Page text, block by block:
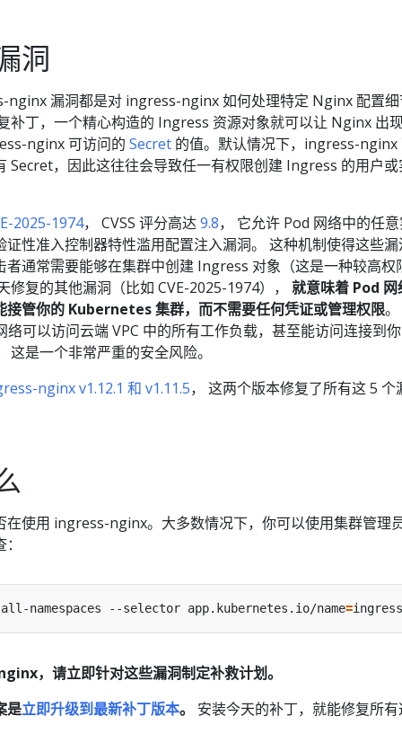
洞
nginx 漏洞都是对 ingress-nginx 如何处理特定 Nginx 配置
补丁，一个精心构造的 Ingress 资源对象就可以让 Nginx 出
nginx 可访问的 Secret 的值。默认情况下，ingress-nginx
Secret，因此这往往会导致任一有权限创建 Ingress 的用户
2025-1974， CVSS 评分高达 9.8， 它允许 Pod 网络中的任
性准入控制器特性滥用配置注入漏洞。 这种机制使得这些漏
者通常需要能够在集群中创建 Ingress 对象（这是一种较高权
修复的其他漏洞（比如 CVE-2025-1974）， 就意味着 Pod 网
接管你的 Kubernetes 集群，而不需要任何凭证或管理权限
络可以访问云端 VPC 中的所有工作负载，甚至能访问连接到
是一个非常严重的安全风险。
nginx v1.12.1 和 v1.11.5， 这两个版本修复了所有这 5 个
在使用 ingress-nginx。大多数情况下，你可以使用集群管理
namespaces --selector app.kubernetes.io/name=
，请立即针对这些漏洞制定补救计划。
是立即升级到最新补丁版本。 安装今天的补丁，就能修复所有